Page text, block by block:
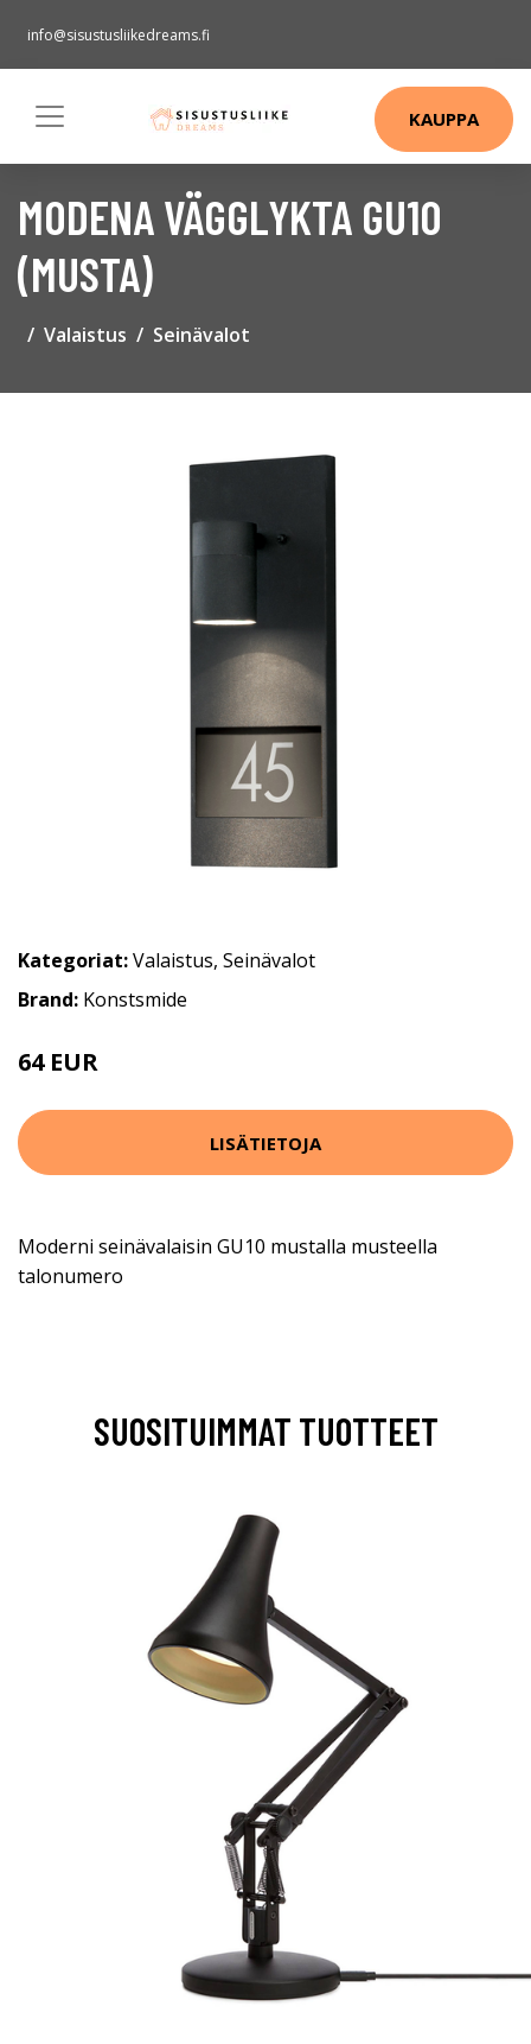
info@sisustusliikedreams.fi
KAUPPA
MODENA VÄGGLYKTA GU10
(MUSTA)
Valaistus Seinävalot
Kategoriat:Valaistus, Seinävalot
Brand: Konstsmide
64 EUR
LISÄTIETOJA
Moderni seinävalaisin GU10 mustalla musteella
talonumero
SUOSITUIMMAT TUOTTEET